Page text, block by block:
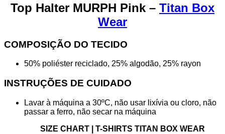
Top Halter MURPH Pink – Titan Box
Wear
COMPOSIÇÃO DO TECIDO
50% poliéster reciclado, 25% algodão, 25% rayon
INSTRUÇÕES DE CUIDADO
Lavar à máquina a 30ºC, não usar lixívia ou cloro, não
passar a ferro, não secar na máquina
SIZE CHART | T-SHIRTS TITAN BOX WEAR